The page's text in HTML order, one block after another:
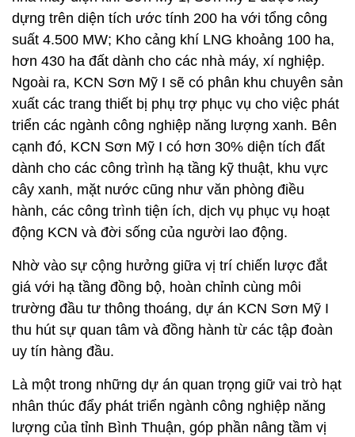
dựng trên diện tích ước tính 200 ha với tổng công
suất 4.500 MW; Kho cảng khí LNG khoảng 100 ha,
hơn 430 ha đất dành cho các nhà máy, xí nghiệp.
Ngoài ra, KCN Sơn Mỹ I sẽ có phân khu chuyên sản
xuất các trang thiết bị phụ trợ phục vụ cho việc phát
triển các ngành công nghiệp năng lượng xanh. Bên
cạnh đó, KCN Sơn Mỹ I có hơn 30% diện tích đất
dành cho các công trình hạ tầng kỹ thuật, khu vực
cây xanh, mặt nước cũng như văn phòng điều
hành, các công trình tiện ích, dịch vụ phục vụ hoạt
động KCN và đời sống của người lao động.
Nhờ vào sự cộng hưởng giữa vị trí chiến lược đắt
giá với hạ tầng đồng bộ, hoàn chỉnh cùng môi
trường đầu tư thông thoáng, dự án KCN Sơn Mỹ I
thu hút sự quan tâm và đồng hành từ các tập đoàn
uy tín hàng đầu.
Là một trong những dự án quan trọng giữ vai trò hạt
nhân thúc đẩy phát triển ngành công nghiệp năng
lượng của tỉnh Bình Thuận, góp phần nâng tầm vị